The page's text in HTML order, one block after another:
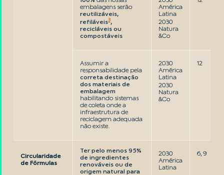
embalagens serão
reutilizáveis,
refiláveis3,
recicláveis ou
compostáveis
América
Latina
2030
Natura
&Co
Assumir a
responsabilidade pela
correta destinação
dos materiais de
embalagem
habilitando sistemas
de coleta onde a
infraestrutura de
reciclagem adequada
não existe.
2030
América
Latina
2030
Natura
&Co
12
Circularidade
de Fórmulas
Ter pelo menos 95%
de ingredientes
renováveis ou de
origem natural para
2030
América
Latina
6, 9